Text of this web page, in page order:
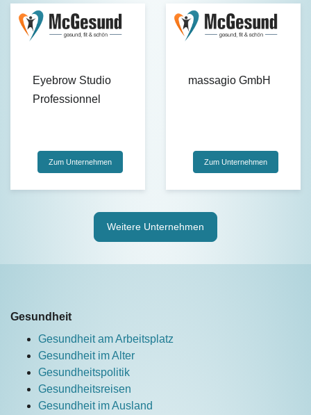
Eyebrow Studio
Professionnel
Zum Unternehmen
massagio GmbH
Zum Unternehmen
Weitere Unternehmen
Gesundheit
Gesundheit am Arbeitsplatz
Gesundheit im Alter
Gesundheitspolitik
Gesundheitsreisen
Gesundheit im Ausland